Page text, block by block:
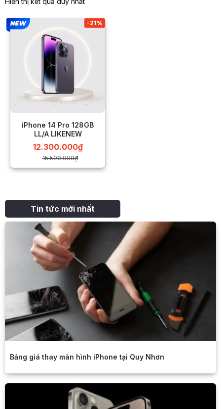
-21%
iPhone 14 Pro 128GB
LL/A LIKENEW
15.590.000₫
12.300.000₫
Tin tức mới nhất
Bảng giá thay màn hình iPhone tại Quy Nhơn